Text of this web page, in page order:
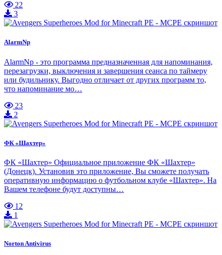
22
3
AlarmNp
AlarmNp - это программа предназначенная для напоминания,
перезагрузки, выключения и завершения сеанса по таймеру
или будильнику. Выгодно отличает от других программ то,
что напоминание мо…
23
2
ФК «Шахтер»
ФК «Шахтер» Официальное приложение ФК «Шахтер»
(Донецк). Установив это приложение, Вы сможете получать
оперативную информацию о футбольном клубе «Шахтер». На
Вашем телефоне будут доступны…
12
1
Norton Antivirus